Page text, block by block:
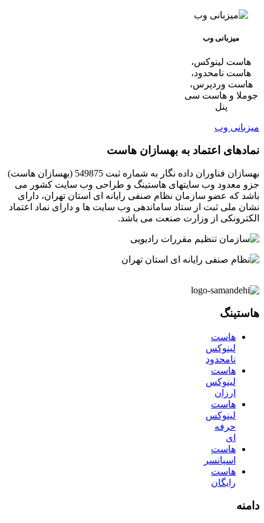
میزبانی وب
هاست لینوکس،
هاست نامحدود،
هاست وردپرس،
جوملا و هاست سی
پنل
میزبانی وب
نمادهای اعتماد به بهسازان هاست
بهسازان فناوران داده نگار به شماره ثبت 549875 (بهسازان هاست)
جزو معدود وب سایتهای هاستینگ و طراحی وب سایت کشور می
باشد که عضو سازمان نظام صنفی رایانه ای استان تهران، دارای
نشان ملی ثبت از ستاد ساماندهی وب سایت ها و دارای نماد اعتماد
الکترونکی از وزارت صنعت می باشد.
هاستینگ
هاست
لینوکس
نامحدود
هاست
لینوکس
ارزان
هاست
لینوکس
حرفه
ای
هاست
اسپانسر
هاست
رایگان
دامنه